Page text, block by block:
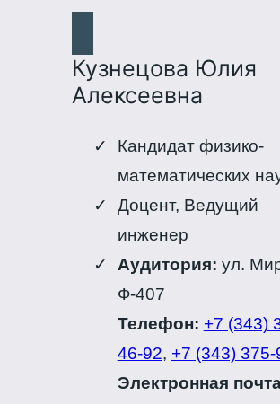
Кузнецова Юлия
Алексеевна
Кандидат физико-
математических
Доцент, Ведущий
инженер
Аудитория: ул.
Ф-407
Телефон: +7 (343)
46-92, +7 (343) 375-
Электронная